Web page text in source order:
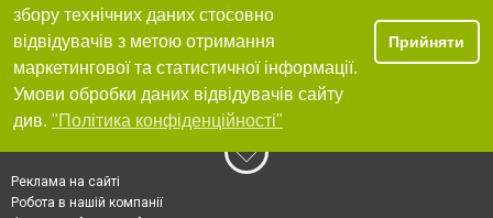
збору технічних даних стосовно
відвідувачів з метою отримання
маркетингової та статистичної інформації.
Умови обробки даних відвідувачів сайту
див. "Політика конфіденційності"
Прийняти
Реклама на сайті
Робота в нашій компанії